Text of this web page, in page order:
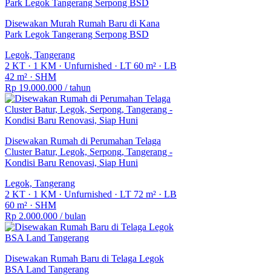
Disewakan Murah Rumah Baru di Kana
Park Legok Tangerang Serpong BSD
Legok, Tangerang
2 KT · 1 KM · Unfurnished · LT 60 m² · LB
42 m² · SHM
Rp 19.000.000 / tahun
Disewakan Rumah di Perumahan Telaga
Cluster Batur, Legok, Serpong, Tangerang -
Kondisi Baru Renovasi, Siap Huni
Legok, Tangerang
2 KT · 1 KM · Unfurnished · LT 72 m² · LB
60 m² · SHM
Rp 2.000.000 / bulan
Disewakan Rumah Baru di Telaga Legok
BSA Land Tangerang